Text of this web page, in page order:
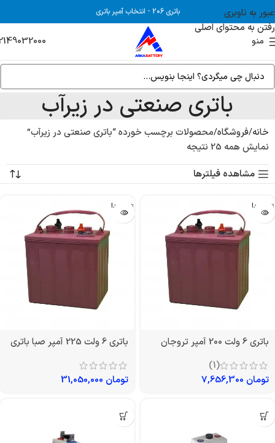
عبور به ناوبری
رفتن به محتوای اصلی
باتری 206 - انتخاب آمپر باتری
منو
باتری صنعتی در زیرآب
خانه فروشگاه محصولات برچسب خورده “باتری صنعتی در زیرآب”
نمایش همه 25 نتیجه
مشاهده فیلترها
تمام شد!
باتری 6 ولت 200 آمپر تروجان
(1)
تومان
تمام شد!
باتری 6 ولت 225 آمپر صبا باتری
تومان